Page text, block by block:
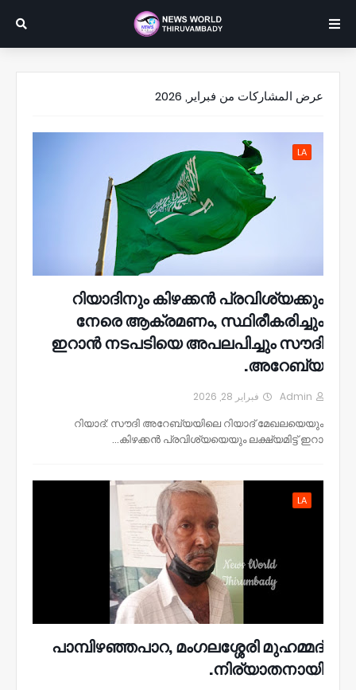
عرض المشاركات من فبراير, 2026
LA
റിയാദിനും കിഴക്കൻ പ്രവിശ്യക്കും
നേരെ ആക്രമണം, സ്ഥിരീകരിച്ചും
ഇറാൻ നടപടിയെ അപലപിച്ചും​ സൗദി
അറേബ്യ.
Admin فبراير 28, 2026
റിയാദ്: സൗദി അറേബ്യയിലെ റിയാദ് മേഖലയെയും
കിഴക്കൻ പ്രവിശ്യയെയും ലക്ഷ്യമിട്ട് ഇറാ…
LA
പാമ്പിഴഞ്ഞപാറ, മംഗലശ്ശേരി മുഹമ്മദ്
നിര്യാതനായി.